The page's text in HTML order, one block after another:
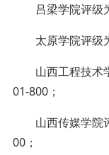
吕梁学院评级
太原学院评级
山西工程技术
01-800；
山西传媒学院
00；